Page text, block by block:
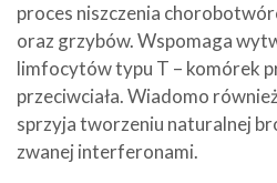
proces niszczenia
oraz grzybów. Wspomaga
limfocytów typu T – komórek
przeciwciała. Wiadomo
sprzyja tworzeniu naturalnej
zwanej interferonami.